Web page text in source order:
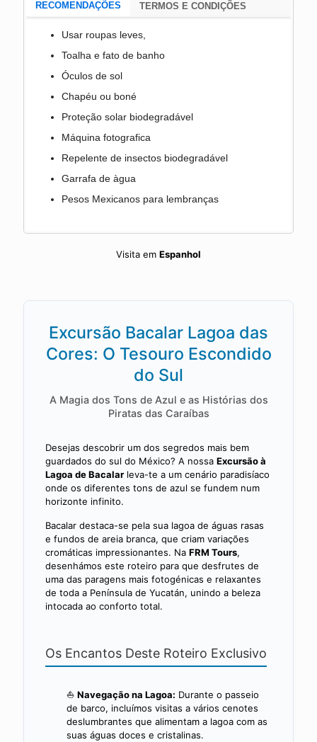
RECOMENDAÇÕES TERMOS E CONDIÇÕES
Usar roupas leves,
Toalha e fato de banho
Óculos de sol
Chapéu ou boné
Proteção solar biodegradável
Máquina fotografica
Repelente de insectos biodegradável
Garrafa de àgua
Pesos Mexicanos para lembranças
Visita em Espanhol
Excursão Bacalar Lagoa das
Cores: O Tesouro Escondido
do Sul
A Magia dos Tons de Azul e as Histórias dos
Piratas das Caraíbas
Desejas descobrir um dos segredos mais bem
guardados do sul do México? A nossa Excursão à
Lagoa de Bacalar leva-te a um cenário paradisíaco
onde os diferentes tons de azul se fundem num
horizonte infinito.
Bacalar destaca-se pela sua lagoa de águas rasas
e fundos de areia branca, que criam variações
cromáticas impressionantes. Na FRM Tours,
desenhámos este roteiro para que desfrutes de
uma das paragens mais fotogénicas e relaxantes
de toda a Península de Yucatán, unindo a beleza
intocada ao conforto total.
Os Encantos Deste Roteiro Exclusivo
⛵ Navegação na Lagoa: Durante o passeio
de barco, incluímos visitas a vários cenotes
deslumbrantes que alimentam a lagoa com as
suas águas doces e cristalinas.